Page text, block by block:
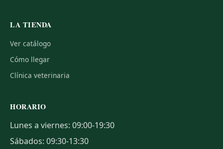
LA TIENDA
Ver catálogo
Cómo llegar
Clínica veterinaria
HORARIO
Lunes a viernes: 09:00-19:30
Sábados: 09:30-13:30